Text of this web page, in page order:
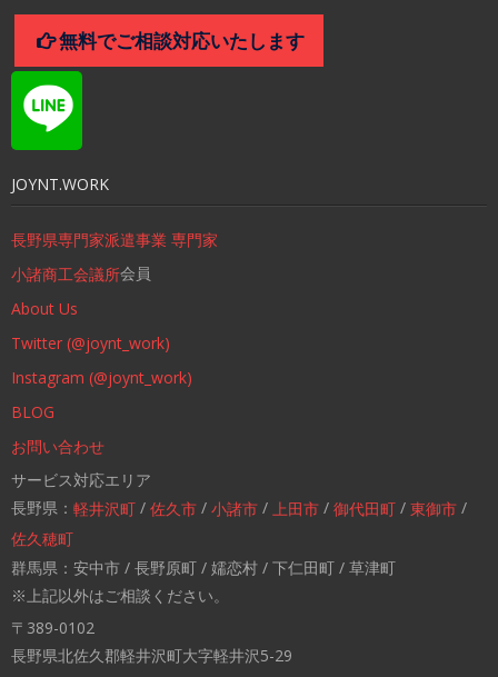
無料でご相談対応いたします
JOYNT.WORK
長野県専門家派遣事業 専門家
小諸商工会議所会員
About Us
Twitter (@joynt_work)
Instagram (@joynt_work)
BLOG
お問い合わせ
サービス対応エリア
長野県： 軽井沢町 / 佐久市 / 小諸市 / 上田市 / 御代田町 / 東御市 /
佐久穂町
群馬県：安中市 / 長野原町 / 嬬恋村 / 下仁田町 / 草津町
※上記以外はご相談ください。
〒389-0102
長野県北佐久郡軽井沢町大字軽井沢5-29